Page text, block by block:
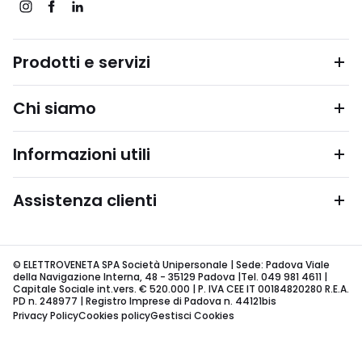
Prodotti e servizi
Chi siamo
Informazioni utili
Assistenza clienti
© ELETTROVENETA SPA Società Unipersonale | Sede: Padova Viale
della Navigazione Interna, 48 - 35129 Padova |Tel. 049 981 4611 |
Capitale Sociale int.vers. € 520.000 | P. IVA CEE IT 00184820280 R.E.A.
PD n. 248977 | Registro Imprese di Padova n. 44121bis
Privacy PolicyCookies policyGestisci Cookies